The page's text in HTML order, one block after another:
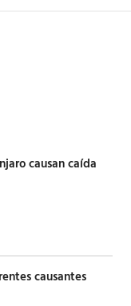
causan caída
causantes